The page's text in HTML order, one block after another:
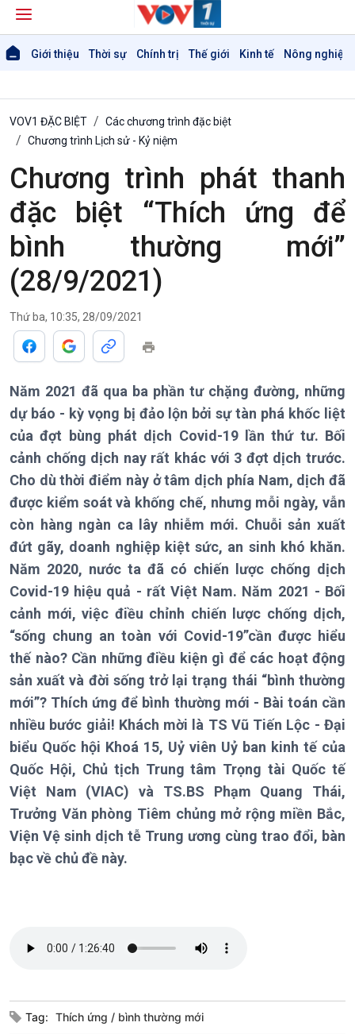
Giới thiệu Thời sự Chính trị Thế giới Kinh tế Nông nghiệp
Giới thiệu
Thời sự 6h
Chính trị
Tin Chính trị
Chính phủ với người dân
Quốc hội với cử tri
Xây dựng đảng
Đảng trong cuộc sống
Nhận diện sự thật
Pháp luật và đời sống
Thế giới
Tin thế giới
Vấn đề quốc tế
Hồ sơ sự kiện quốc tế
Thế giới & Việt Nam
Biên cương - Một dải vững
bền
Kinh tế
Tin Kinh tế
Trước giờ mở cửa
Dòng chảy Kinh tế
Sức sống hàng Việt
Khởi nghiệp
Tuyên chiến với gian lận
thương mại
Nông nghiệp & Biển đảo
Tin Nông nghiệp & Biển
đảo
Mùa vàng
Biển đảo Việt Nam
Tâm tình biên giới và hải
Tìm hiểu biển, đảo Việt
360 độ Sức khỏe
Chuyển đổi Xanh
Kết nối công nghệ
Sống chung với biến đổi
VOV1 ĐẶC BIỆT
Các chương trình đặc biệt
Chương trình Lịch sử - Kỷ niệm
Chương trình phát thanh
đặc biệt “Thích ứng để
bình thường mới”
(28/9/2021)
Thứ ba, 10:35, 28/09/2021
Năm 2021 đã qua ba phần tư chặng đường, những
dự báo - kỳ vọng bị đảo lộn bởi sự tàn phá khốc liệt
của đợt bùng phát dịch Covid-19 lần thứ tư. Bối
cảnh chống dịch nay rất khác với 3 đợt dịch trước.
Cho dù thời điểm này ở tâm dịch phía Nam, dịch đã
được kiểm soát và khống chế, nhưng mỗi ngày, vẫn
còn hàng ngàn ca lây nhiễm mới. Chuỗi sản xuất
đứt gãy, doanh nghiệp kiệt sức, an sinh khó khăn.
Năm 2020, nước ta đã có chiến lược chống dịch
Covid-19 hiệu quả - rất Việt Nam. Năm 2021 - Bối
cảnh mới, việc điều chỉnh chiến lược chống dịch,
“sống chung an toàn với Covid-19”cần được hiểu
thế nào? Cần những điều kiện gì để các hoạt động
sản xuất và đời sống trở lại trạng thái “bình thường
mới”? Thích ứng để bình thường mới - Bài toán cần
nhiều bước giải! Khách mời là TS Vũ Tiến Lộc - Đại
biểu Quốc hội Khoá 15, Uỷ viên Uỷ ban kinh tế của
Quốc Hội, Chủ tịch Trung tâm Trọng tài Quốc tế
Việt Nam (VIAC) và TS.BS Phạm Quang Thái,
Trưởng Văn phòng Tiêm chủng mở rộng miền Bắc,
Viện Vệ sinh dịch tễ Trung ương cùng trao đổi, bàn
bạc về chủ đề này.
Tag: Thích ứng bình thường mới